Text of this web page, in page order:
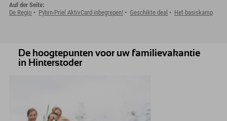
Auf der Seite:
De Regio
Pyhrn-Priel AktivCard inbegrepen! Geschikte deal Het basiskamp
De hoogtepunten voor uw familievakantie
in Hinterstoder